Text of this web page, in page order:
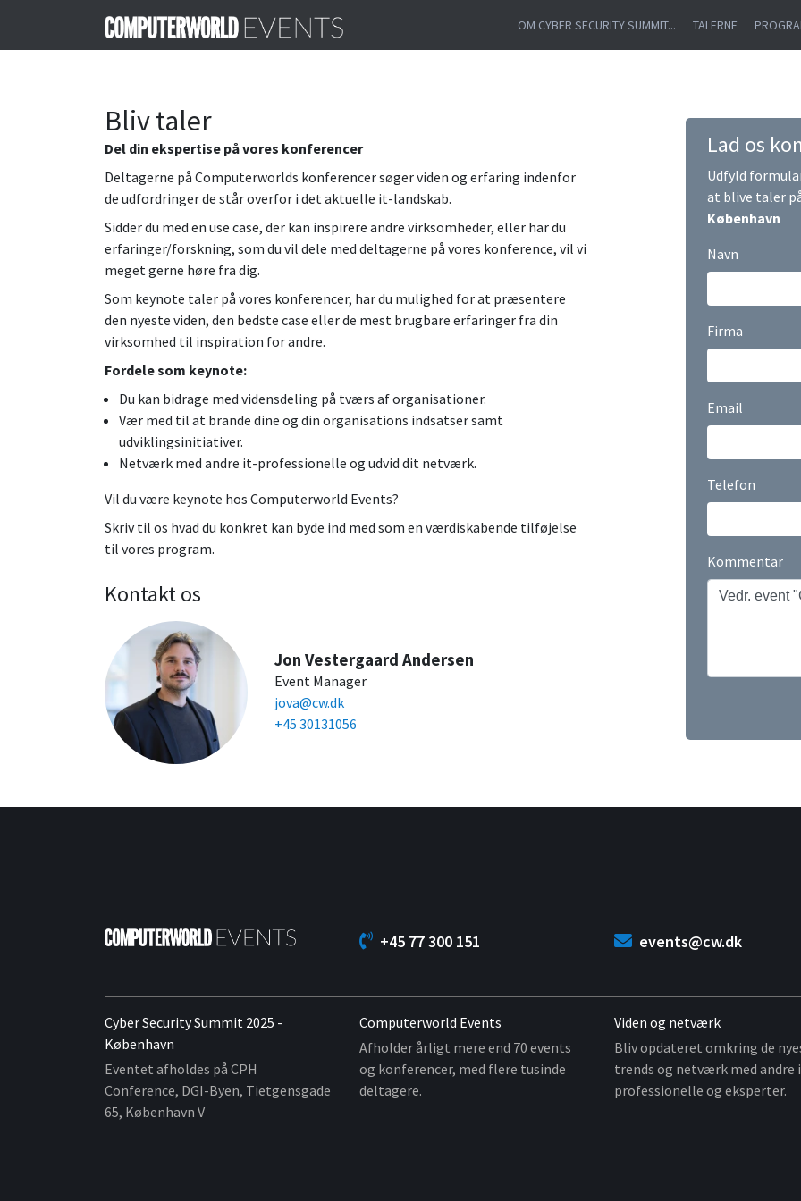
OM CYBER SECURITY SUMMIT... TALERNE
Bliv taler
Del din ekspertise på vores konferencer
Deltagerne på Computerworlds konferencer søger viden og erfaring indenfor
de udfordringer de står overfor i det aktuelle it-landskab.
Sidder du med en use case, der kan inspirere andre virksomheder, eller har du
erfaringer/forskning, som du vil dele med deltagerne på vores konference, vil vi
meget gerne høre fra dig.
Som keynote taler på vores konferencer, har du mulighed for at præsentere
den nyeste viden, den bedste case eller de mest brugbare erfaringer fra din
virksomhed til inspiration for andre.
Fordele som keynote:
Du kan bidrage med vidensdeling på tværs af organisationer.
Vær med til at brande dine og din organisations indsatser samt
udviklingsinitiativer.
Netværk med andre it-professionelle og udvid dit netværk.
Vil du være keynote hos Computerworld Events?
Skriv til os hvad du konkret kan byde ind med som en værdiskabende tilføjelse
til vores program.
Kontakt os
Jon Vestergaard Andersen
Event Manager
jova@cw.dk
+45 30131056
Lad os
Udfyld
at blive taler
København
Navn
Firma
Email
Telefon
Kommentar
+45 77 300 151 events@cw.dk
Cyber Security Summit 2025 -
København
Eventet afholdes på CPH
Conference, DGI-Byen, Tietgensgade
65, København V
Computerworld Events
Afholder årligt mere end 70 events
og konferencer, med flere tusinde
deltagere.
Viden og netværk
Bliv opdateret omkring de
trends og netværk med andre
professionelle og eksperter.